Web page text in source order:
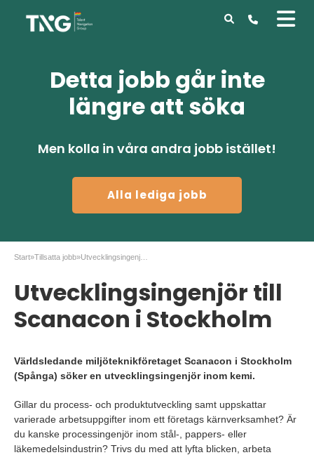
Detta jobb går inte
längre att söka
Men kolla in våra andra jobb istället!
Alla lediga jobb
Start»Tillsatta jobb»
Utvecklingsingenjör till
Scanacon i Stockholm
Världsledande miljöteknikföretaget Scanacon i Stockholm
(Spånga) söker en utvecklingsingenjör inom kemi.
Gillar du process- och produktutveckling samt uppskattar
varierade arbetsuppgifter inom ett företags kärnverksamhet? Är
du kanske processingenjör inom stål-, pappers- eller
läkemedelsindustrin? Trivs du med att lyfta blicken, arbeta